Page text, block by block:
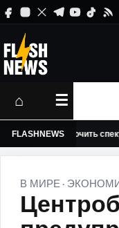
⌂ ☰
FLASHNEWS
«исключить
В МИРЕ ·